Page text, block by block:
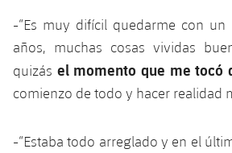
Fotos
VALORANT Game Changers
eFootball
-“Es muy difícil quedarme con un
años, muchas cosas vividas
quizás el momento que me tocó
comienzo de todo y hacer realidad
-“Estaba todo arreglado y en el